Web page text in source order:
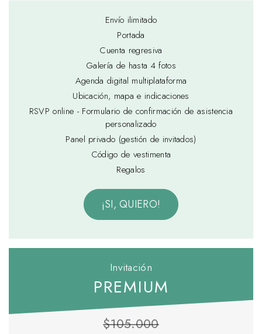
Envío ilimitado
Portada
Cuenta regresiva
Galería de hasta 4 fotos
Agenda digital multiplataforma
Ubicación, mapa e indicaciones
RSVP online - Formulario de confirmación de asistencia
personalizado
Panel privado (gestión de invitados)
Código de vestimenta
Regalos
¡SI, QUIERO!
Invitación
PREMIUM
$105.000